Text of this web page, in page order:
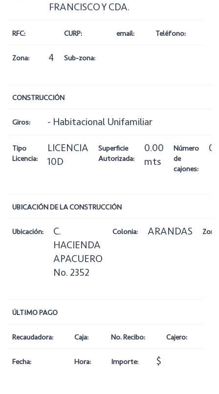
FRANCISCO Y CDA.
RFC: CURP: email: Teléfono:
Zona: 4 Sub-zona:
CONSTRUCCIÓN
Giros: - Habitacional Unifamiliar
Tipo
Licencia:
LICENCIA
10D
Superficie
Autorizada:
0.00
mts
Número
de
cajones:
0
UBICACIÓN DE LA CONSTRUCCIÓN
Ubicación:
C.
HACIENDA
APACUERO
No. 2352
Colonia: ARANDAS Zona:
ÚLTIMO PAGO
Recaudadora: Caja: No. Recibo: Cajero:
Fecha: Hora: Importe: $